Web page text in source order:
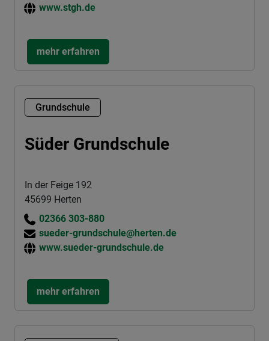
www.stgh.de
mehr erfahren
Grundschule
Süder Grundschule
In der Feige 192
45699 Herten
02366 303-880
sueder-grundschule@herten.de
www.sueder-grundschule.de
mehr erfahren